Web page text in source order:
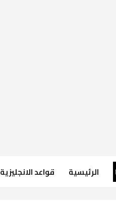
الرئيسية قواعد الانجليزية